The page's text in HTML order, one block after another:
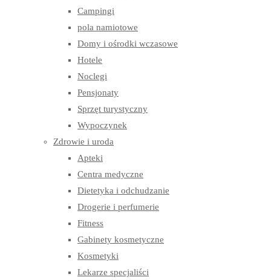
Campingi
pola namiotowe
Domy i ośrodki wczasowe
Hotele
Noclegi
Pensjonaty
Sprzęt turystyczny
Wypoczynek
Zdrowie i uroda
Apteki
Centra medyczne
Dietetyka i odchudzanie
Drogerie i perfumerie
Fitness
Gabinety kosmetyczne
Kosmetyki
Lekarze specjaliści